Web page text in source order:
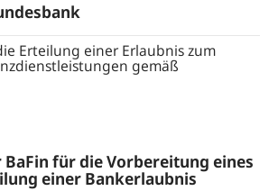
Erteilung einer Erlaubnis zum
gemäß
für die Vorbereitung eines
einer Bankerlaubnis